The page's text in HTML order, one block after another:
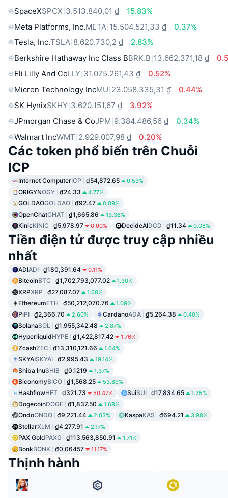
SpaceXSPCX 3.513.840,01 ₫
15.83%
Meta Platforms, Inc.META 15.504.521,33 ₫
0.37%
Tesla, Inc.TSLA 8.620.730,2 ₫
2.83%
Berkshire Hathaway Inc Class BBRK.B 13.662.371,18 ₫
Eli Lilly And CoLLY 31.075.261,43 ₫
0.52%
Micron Technology IncMU 23.058.335,31 ₫
0.44%
SK HynixSKHY 3.620.151,67 ₫
3.92%
JPmorgan Chase & CoJPM 9.384.486,56 ₫
0.34%
Walmart IncWMT 2.929.007,98 ₫ 0.20%
Các token phổ biến trên Chuỗi
ICP
Internet ComputerICP ₫54,872.65 0.53%
ORIGYNOGY ₫24.33 4.77%
GOLDAOGOLDAO ₫92.47 0.09%
OpenChatCHAT ₫1,665.86 13.38%
KinicKINIC ₫5,978.97 0.00% DecideAIDCD ₫11.34 0.08%
Tiền điện tử được truy cập nhiều
nhất
ADIADI ₫180,391.64 0.11%
BitcoinBTC ₫1,702,793,077.02 1.30%
XRPXRP ₫27,087.07 1.68%
EthereumETH ₫50,212,070.76 1.09%
PiPI ₫2,366.70 2.60% CardanoADA ₫5,264.38 0.40%
SolanaSOL ₫1,955,342.48 2.87%
HyperliquidHYPE ₫1,422,817.42 1.76%
ZcashZEC ₫13,310,121.66 1.64%
SKYAISKYAI ₫2,995.43 19.14%
Shiba InuSHIB ₫0.1219 1.37%
BiconomyBICO ₫1,568.25 53.89%
HashflowHFT ₫321.73 50.47% SuiSUI ₫17,834.65 1.25%
DogecoinDOGE ₫1,837.50 1.68%
OndoONDO ₫9,221.44 2.03% KaspaKAS ₫694.21 3.98%
StellarXLM ₫4,277.91 2.17%
PAX GoldPAXG ₫113,563,850.91 1.71%
BonkBONK ₫0.06457 11.17%
Thịnh hành